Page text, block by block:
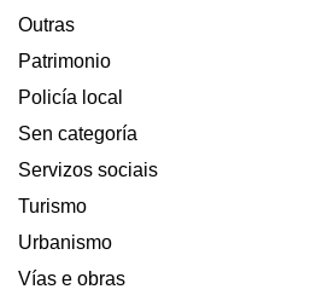
Outras
Patrimonio
Policía local
Sen categoría
Servizos sociais
Turismo
Urbanismo
Vías e obras